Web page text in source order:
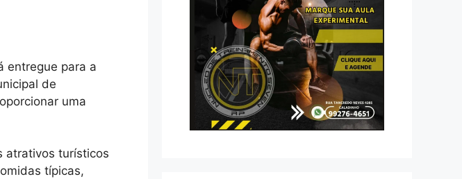
entregue para a
de
uma
atrativos turísticos
típicas,